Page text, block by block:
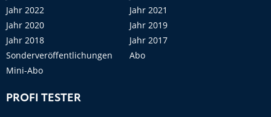
Jahr 2022
Jahr 2021
Jahr 2020
Jahr 2019
Jahr 2018
Jahr 2017
Sonderveröffentlichungen
Abo
Mini-Abo
PROFI TESTER